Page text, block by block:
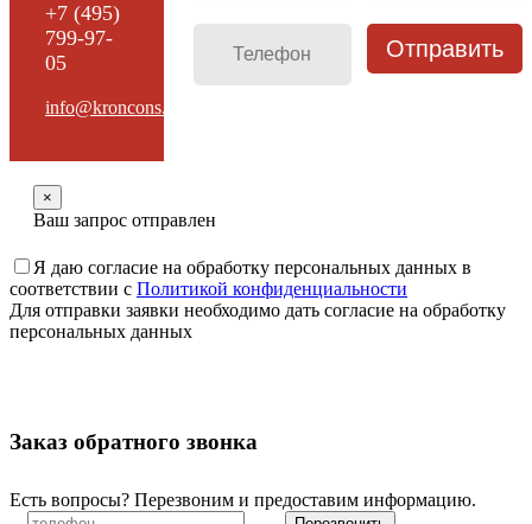
+7 (495)
799-97-
05
info@kroncons.ru
×
Ваш запрос отправлен
Я даю согласие на обработку персональных данных в
соответствии с Политикой конфиденциальности
Для отправки заявки необходимо дать согласие на обработку
персональных данных
Заказ обратного звонка
Есть вопросы? Перезвоним и предоставим информацию.